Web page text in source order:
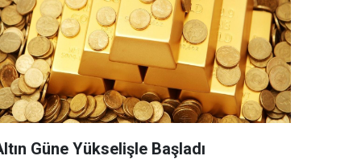
Güne Yükselişle Başladı